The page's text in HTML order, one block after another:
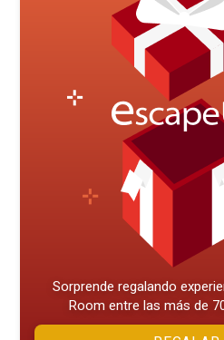
Sorprende regalando
Room entre las más de